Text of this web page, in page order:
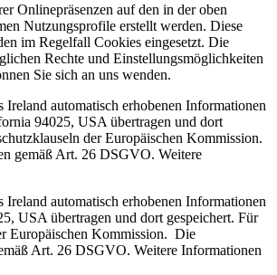
Onlinepräsenzen auf den in der oben
Nutzungsprofile erstellt werden. Diese
im Regelfall Cookies eingesetzt. Die
Rechte und Einstellungsmöglichkeiten
Sie sich an uns wenden.
automatisch erhobenen Informationen
94025, USA übertragen und dort
der Europäischen Kommission.
gemäß Art. 26 DSGVO. Weitere
automatisch erhobenen Informationen
USA übertragen und dort gespeichert. Für
Europäischen Kommission. Die
Art. 26 DSGVO. Weitere Informationen